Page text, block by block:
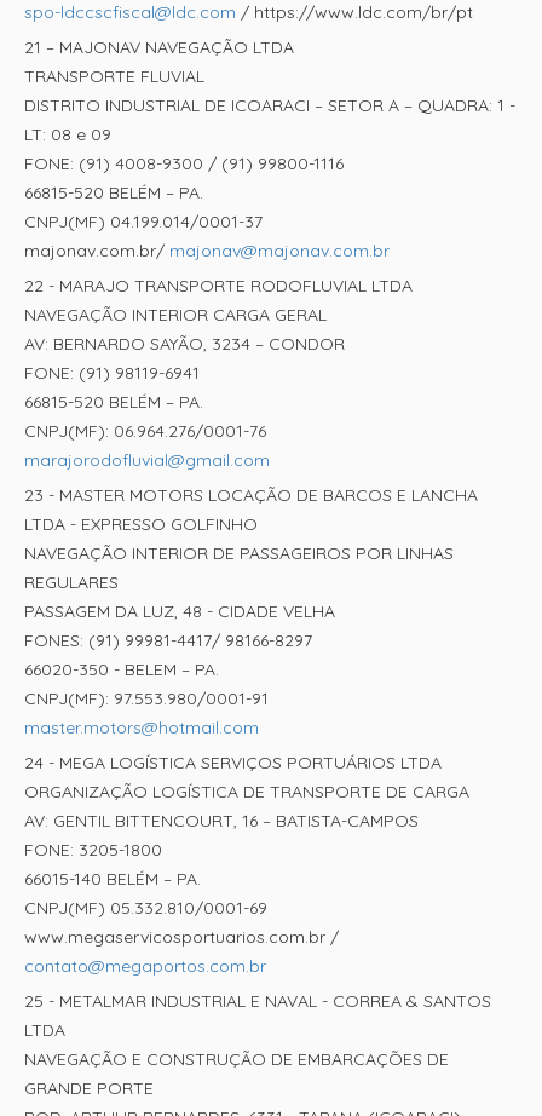
spo-ldccscfiscal@ldc.com / https://www.ldc.com/br/pt
21 – MAJONAV NAVEGAÇÃO LTDA
TRANSPORTE FLUVIAL
DISTRITO INDUSTRIAL DE ICOARACI – SETOR A – QUADRA: 1 -
LT: 08 e 09
FONE: (91) 4008-9300 / (91) 99800-1116
66815-520 BELÉM – PA.
CNPJ(MF) 04.199.014/0001-37
majonav.com.br/ majonav@majonav.com.br
22 - MARAJO TRANSPORTE RODOFLUVIAL LTDA
NAVEGAÇÃO INTERIOR CARGA GERAL
AV: BERNARDO SAYÃO, 3234 – CONDOR
FONE: (91) 98119-6941
66815-520 BELÉM – PA.
CNPJ(MF): 06.964.276/0001-76
marajorodofluvial@gmail.com
23 - MASTER MOTORS LOCAÇÃO DE BARCOS E LANCHA
LTDA - EXPRESSO GOLFINHO
NAVEGAÇÃO INTERIOR DE PASSAGEIROS POR LINHAS
REGULARES
PASSAGEM DA LUZ, 48 - CIDADE VELHA
FONES: (91) 99981-4417/ 98166-8297
66020-350 - BELEM – PA.
CNPJ(MF): 97.553.980/0001-91
master.motors@hotmail.com
24 - MEGA LOGÍSTICA SERVIÇOS PORTUÁRIOS LTDA
ORGANIZAÇÃO LOGÍSTICA DE TRANSPORTE DE CARGA
AV: GENTIL BITTENCOURT, 16 – BATISTA-CAMPOS
FONE: 3205-1800
66015-140 BELÉM – PA.
CNPJ(MF) 05.332.810/0001-69
www.megaservicosportuarios.com.br /
contato@megaportos.com.br
25 - METALMAR INDUSTRIAL E NAVAL - CORREA & SANTOS
LTDA
NAVEGAÇÃO E CONSTRUÇÃO DE EMBARCAÇÕES DE
GRANDE PORTE